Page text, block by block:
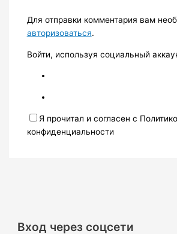
Для отправки комментария вам
авторизоваться.
Войти, используя социальный
Я прочитал и согласен с
конфиденциальности
Вход через соцсети